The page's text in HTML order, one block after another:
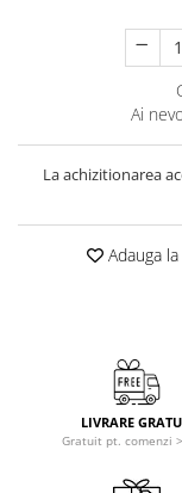
Ai
La achizitionarea
Adauga la
LIVRARE
Gratuit pt. comenzi